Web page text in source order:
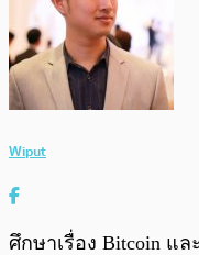
Wiput
ศึกษาเรื่อง Bitcoin แล